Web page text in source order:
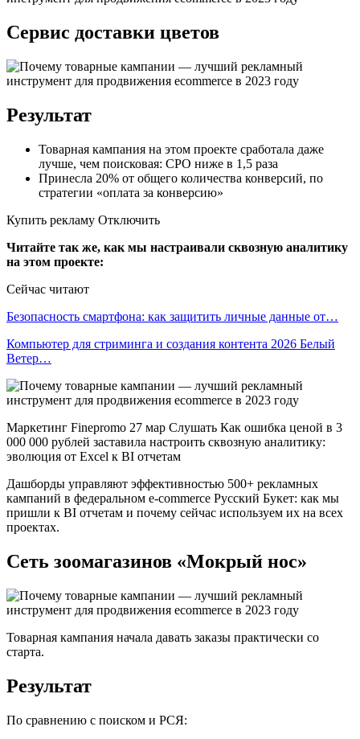
Сервис доставки цветов
Результат
Товарная кампания на этом проекте сработала даже
лучше, чем поисковая: CPO ниже в 1,5 раза
Принесла 20% от общего количества конверсий, по
стратегии «оплата за конверсию»
Купить рекламу Отключить
Читайте так же, как мы настраивали сквозную аналитику
на этом проекте:
Сейчас читают
Безопасность смартфона: как защитить личные данные от…
Компьютер для стриминга и создания контента 2026 Белый
Ветер…
Маркетинг Finepromo 27 мар Слушать Как ошибка ценой в 3
000 000 рублей заставила настроить сквозную аналитику:
эволюция от Excel к BI отчетам
Дашборды управляют эффективностью 500+ рекламных
кампаний в федеральном e-commerce Русский Букет: как мы
пришли к BI отчетам и почему сейчас используем их на всех
проектах.
Сеть зоомагазинов «Мокрый нос»
Товарная кампания начала давать заказы практически со
старта.
Результат
По сравнению с поиском и РСЯ: